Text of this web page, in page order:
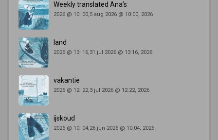
Weekly translated Ana’s
2026 @ 10: 00,5 aug 2026 @ 10:00, 2026
land
2026 @ 13: 16,31 jul 2026 @ 13:16, 2026
vakantie
2026 @ 12: 22,3 jul 2026 @ 12:22, 2026
ijskoud
2026 @ 10: 04,26 jun 2026 @ 10:04, 2026